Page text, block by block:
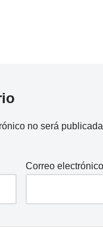
no será
Correo